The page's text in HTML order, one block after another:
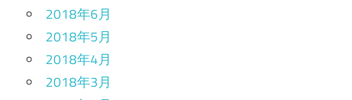
2018年6月
2018年5月
2018年4月
2018年3月